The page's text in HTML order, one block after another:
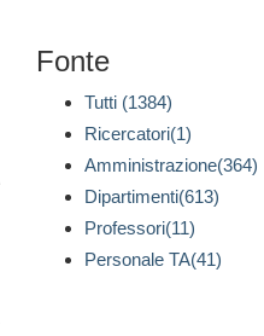
Fonte
Tutti (1384)
Ricercatori(1)
Amministrazione(364)
Dipartimenti(613)
Professori(11)
Personale TA(41)